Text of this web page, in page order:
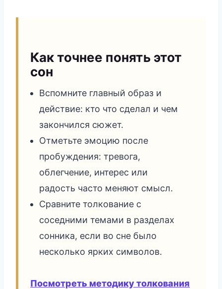
Как точнее понять этот
сон
Вспомните главный образ и
действие: кто что сделал и чем
закончился сюжет.
Отметьте эмоцию после
пробуждения: тревога,
облегчение, интерес или
радость часто меняют смысл.
Сравните толкование с
соседними темами в разделах
сонника, если во сне было
несколько ярких символов.
Посмотреть методику толкования